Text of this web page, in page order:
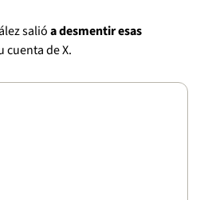
salióa desmentir esas
cuenta de X.